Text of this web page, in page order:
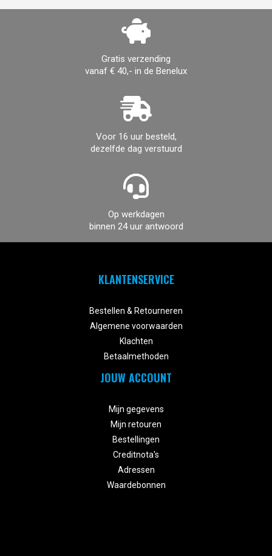
Gratis verzending
vanaf € 40,- in de Benelux
Voor 16 uur besteld,
dezelfde dag verstuurd
Op werkdagen
binnen 24 uur antwoord
KLANTENSERVICE
Bestellen & Retourneren
Algemene voorwaarden
Klachten
Betaalmethoden
JOUW ACCOUNT
Mijn gegevens
Mijn retouren
Bestellingen
Creditnota's
Adressen
Waardebonnen